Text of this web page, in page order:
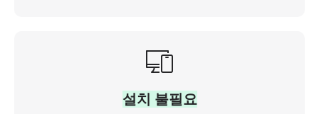
설치 불필요